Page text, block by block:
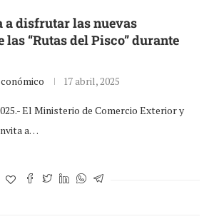
disfrutar las nuevas
“Rutas del Pisco” durante
17 abril, 2025
El Ministerio de Comercio Exterior y
a…